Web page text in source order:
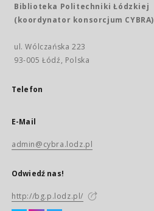
Biblioteka Politechniki Łódzkiej
(koordynator konsorcjum CYBRA)
ul. Wólczańska 223
93-005 Łódź, Polska
Telefon
E-Mail
admin@cybra.lodz.pl
Odwiedź nas!
http://bg.p.lodz.pl/